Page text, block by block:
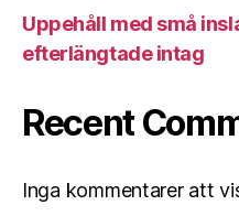
Uppehåll med små
efterlängtade intag
Recent
Inga kommentarer att